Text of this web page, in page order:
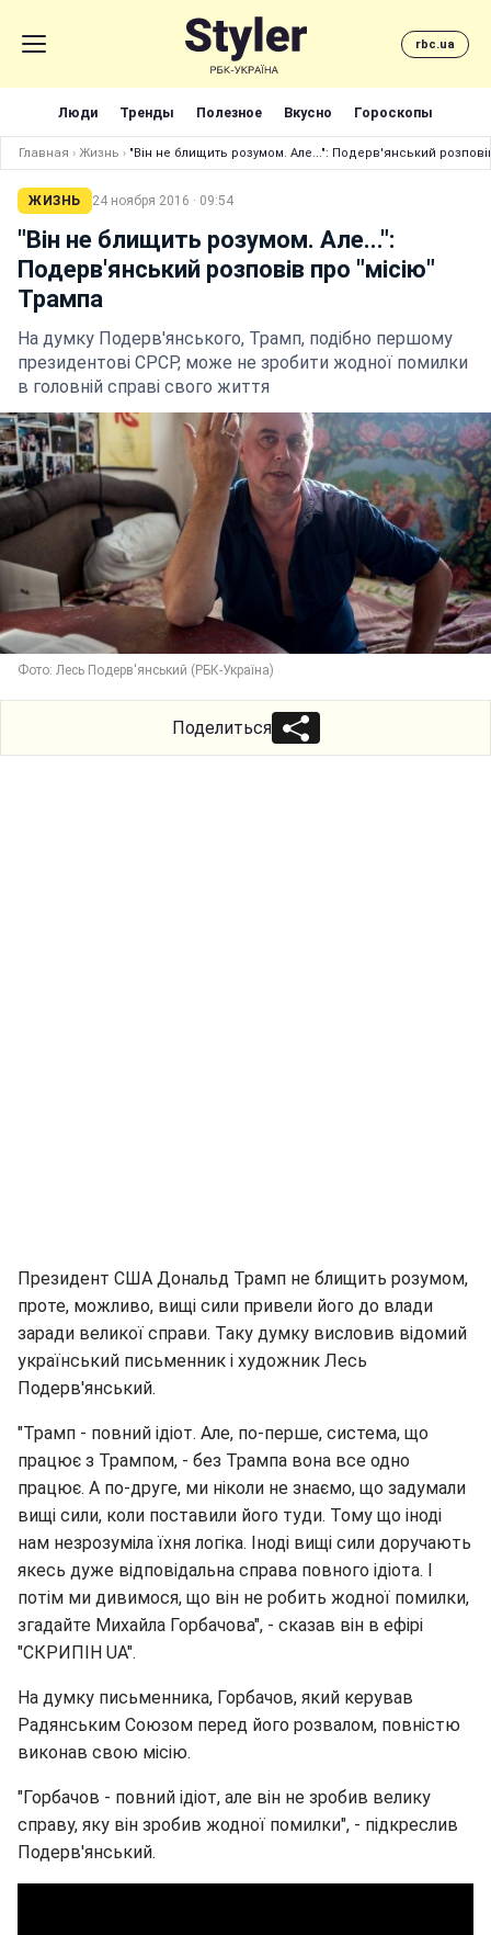
rbc.ua
Люди Тренды Полезное Вкусно Гороскопы
Главная › Жизнь › "Він не блищить розумом. Але...": Подерв'янський
ЖИЗНЬ 24 ноября 2016 · 09:54
"Він не блищить розумом. Але...":
Подерв'янський розповів про "місію"
Трампа
На думку Подерв'янського, Трамп, подібно першому
президентові СРСР, може не зробити жодної помилки
в головній справі свого життя
Фото: Лесь Подерв'янський (РБК-Україна)
Поделиться
Президент США Дональд Трамп не блищить розумом,
проте, можливо, вищі сили привели його до влади
заради великої справи. Таку думку висловив відомий
український письменник і художник Лесь
Подерв'янський.
"Трамп - повний ідіот. Але, по-перше, система, що
працює з Трампом, - без Трампа вона все одно
працює. А по-друге, ми ніколи не знаємо, що задумали
вищі сили, коли поставили його туди. Тому що іноді
нам незрозуміла їхня логіка. Іноді вищі сили доручають
якесь дуже відповідальна справа повного ідіота. І
потім ми дивимося, що він не робить жодної помилки,
згадайте Михайла Горбачова", - сказав він в ефірі
"СКРИПІН UA".
На думку письменника, Горбачов, який керував
Радянським Союзом перед його розвалом, повністю
виконав свою місію.
"Горбачов - повний ідіот, але він не зробив велику
справу, яку він зробив жодної помилки", - підкреслив
Подерв'янський.